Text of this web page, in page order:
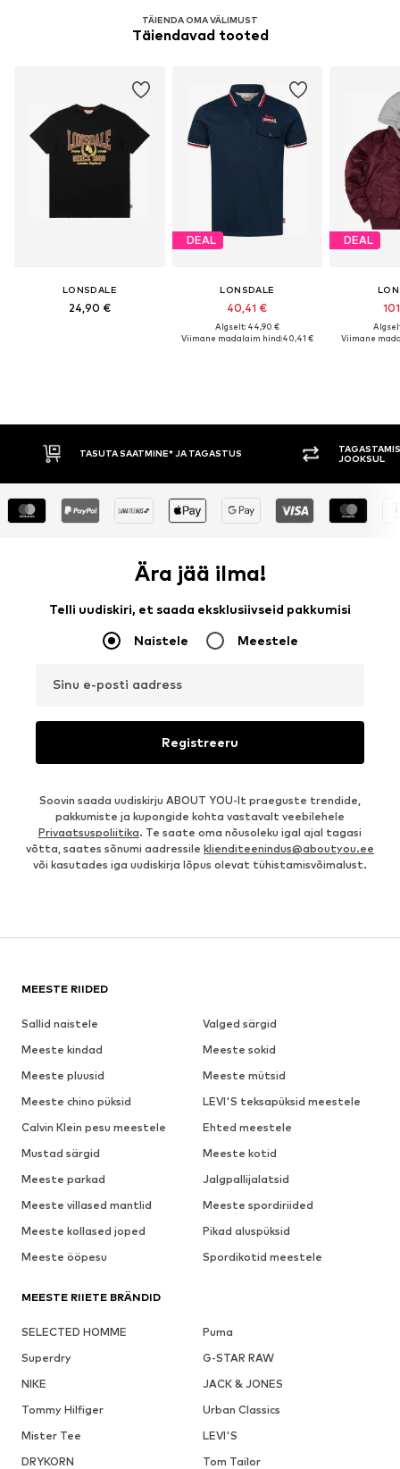
TÄIENDA OMA VÄLIMUST
Täiendavad tooted
LONSDALE
24,90 €
DEAL
LONSDALE
40,41 €
Algselt: 44,90 €
Viimane madalaim hind:40,41 €
DEAL
Viimane
TAGASTAMISE ÕIGUS 30 PÄEVA
JOOKSUL
TASUMINE
Ära jää ilma!
Telli uudiskiri, et saada eksklusiivseid pakkumisi
Naistele Meestele
Sinu e-posti aadress
Registreeru
Soovin saada uudiskirju ABOUT YOU-lt praeguste trendide,
pakkumiste ja kupongide kohta vastavalt veebilehele
Privaatsuspoliitika. Te saate oma nõusoleku igal ajal tagasi
võtta, saates sõnumi aadressile klienditeenindus@aboutyou.ee
või kasutades iga uudiskirja lõpus olevat tühistamisvõimalust.
MEESTE RIIDED
Sallid naistele
Valged särgid
Meeste kindad
Meeste sokid
Meeste pluusid
Meeste mütsid
Meeste chino püksid
LEVI'S teksapüksid meestele
Calvin Klein pesu meestele
Ehted meestele
Mustad särgid
Meeste kotid
Meeste parkad
Jalgpallijalatsid
Meeste villased mantlid
Meeste spordiriided
Meeste kollased joped
Pikad aluspüksid
Meeste ööpesu
Spordikotid meestele
MEESTE RIIETE BRÄNDID
SELECTED HOMME
Puma
Superdry
G-STAR RAW
NIKE
JACK & JONES
Tommy Hilfiger
Urban Classics
Mister Tee
LEVI'S
DRYKORN
Tom Tailor